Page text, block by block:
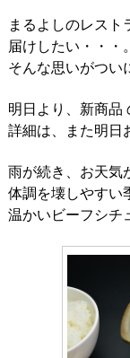
まるよしのレスト
届けしたい・・・。
そんな思いがつい
明日より、新商品
詳細は、また明日
雨が続き、お天気
体調を壊しやすい
温かいビーフシチ